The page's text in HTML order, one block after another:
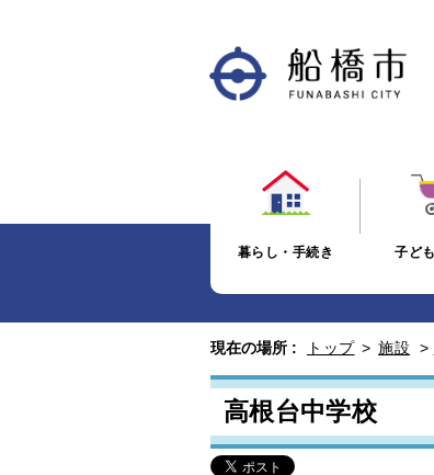
暮らし・手続き 子ど
現在の場所 : トップ > 施設 >
高根台中学校